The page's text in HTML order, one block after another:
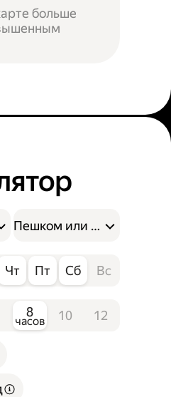
больше
Пешком или на
Чт Пт Сб Вс
8
часов 10 12